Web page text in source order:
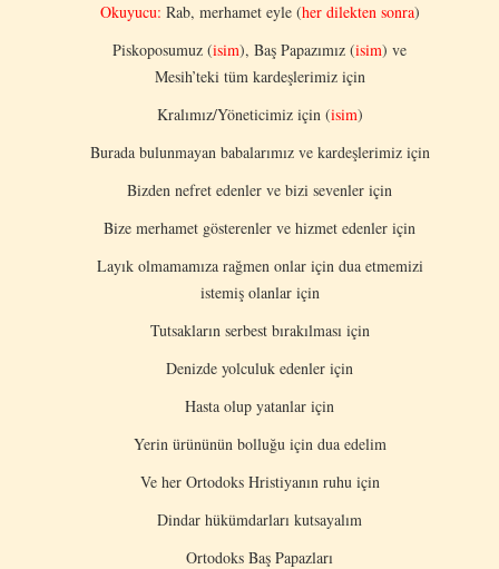
Okuyucu: Rab, merhamet eyle (her dilekten sonra)
Piskoposumuz (isim), Baş Papazımız (isim) ve
Mesih’teki tüm kardeşlerimiz için
Kralımız/Yöneticimiz için (isim)
Burada bulunmayan babalarımız ve kardeşlerimiz için
Bizden nefret edenler ve bizi sevenler için
Bize merhamet gösterenler ve hizmet edenler için
Layık olmamamıza rağmen onlar için dua etmemizi
istemiş olanlar için
Tutsakların serbest bırakılması için
Denizde yolculuk edenler için
Hasta olup yatanlar için
Yerin ürününün bolluğu için dua edelim
Ve her Ortodoks Hristiyanın ruhu için
Dindar hükümdarları kutsayalım
Ortodoks Baş Papazları